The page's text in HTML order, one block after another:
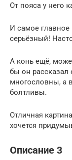
От пояса у него
И самое главное
серьёзный!
А конь ещё,
бы он рассказал
многословны, а
болтливы.
Отличная
хочется
Описание 3